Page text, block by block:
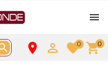

place  favorite
0 shopping_cart0